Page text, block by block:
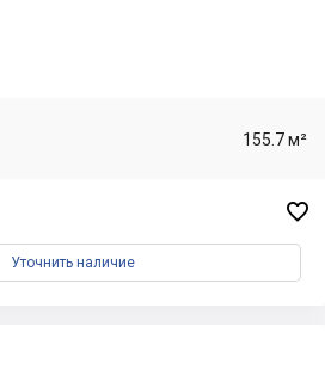
155.7 м²

Уточнить наличие